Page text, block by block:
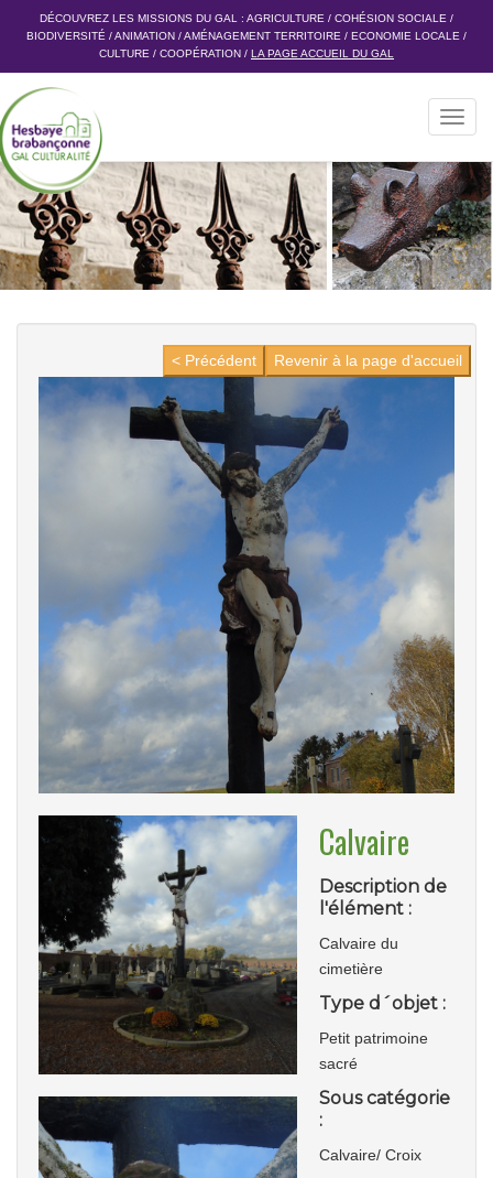
DÉCOUVREZ LES MISSIONS DU GAL : AGRICULTURE / COHÉSION SOCIALE /
BIODIVERSITÉ /ANIMATION /AMÉNAGEMENT TERRITOIRE / ECONOMIE LOCALE /
CULTURE / COOPÉRATION / LA PAGE ACCUEIL DU GAL
Revenir à la page d'accueil
< Précédent
Calvaire
Description de
l'élément :
Calvaire du
cimetière
Type d´objet :
Petit patrimoine
sacré
Sous catégorie
:
Calvaire/ Croix